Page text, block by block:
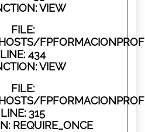
VIEW
FILE:
LINE: 434
VIEW
FILE:
LINE: 315
REQUIRE_ONCE